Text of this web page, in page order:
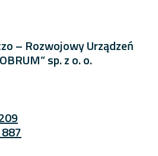
– Rozwojowy Urządzeń
sp. z o. o.